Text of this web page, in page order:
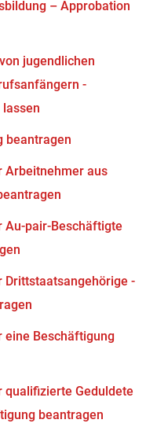
– Approbation
jugendlichen
-
beantragen
Arbeitnehmer aus
pair-Beschäftigte
-
Beschäftigung
Geduldete
beantragen